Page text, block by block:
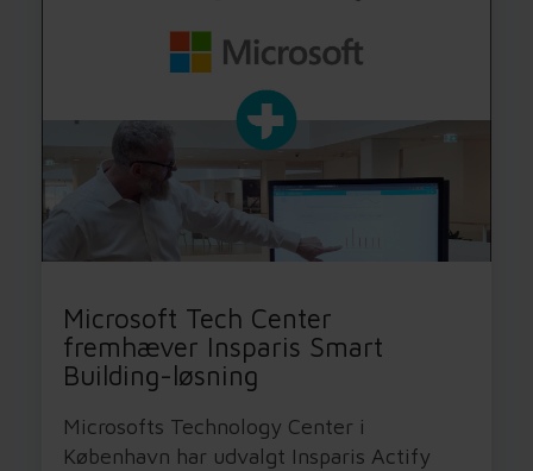
Microsoft Tech Center
fremhæver Insparis Smart
Building-løsning
Microsofts Technology Center i
København har udvalgt Insparis Actify